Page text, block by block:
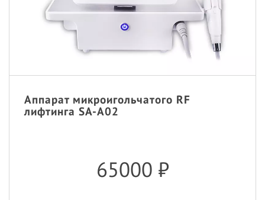
Аппарат микроигольчатого RF
лифтинга SA-A02
65000 ₽